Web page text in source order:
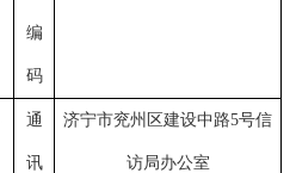
编
码
通
讯
济宁市兖州区建设中路5号信
访局办公室